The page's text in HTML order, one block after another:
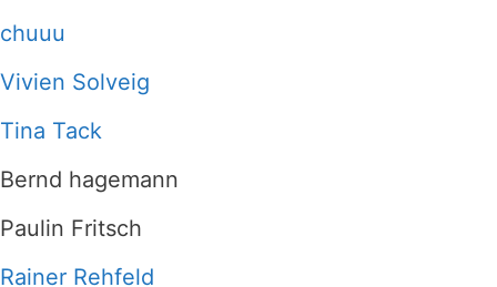
chuuu
Vivien Solveig
Tina Tack
Bernd hagemann
Paulin Fritsch
Rainer Rehfeld